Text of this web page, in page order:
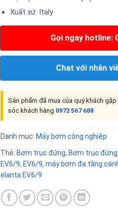
Xuất xứ: Italy
Gọi ngay hotline:
Chat với nhân
Sản phẩm đã mua của quý khách
sóc khách hàng 0972 567 688
Danh mục: Máy bơm công nghiệp
Thẻ: Bơm trục đứng, Bơm trục
EV6/9, EV6/9, máy bơm đa tầng
elanta EV6/9